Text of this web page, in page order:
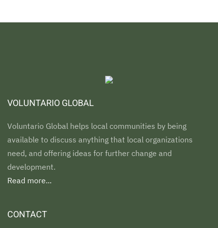
VOLUNTARIO GLOBAL
Voluntario Global helps local communities by being
available to discuss anything that local organizations
need, and offering ideas for further change and
development.
Read more...
CONTACT